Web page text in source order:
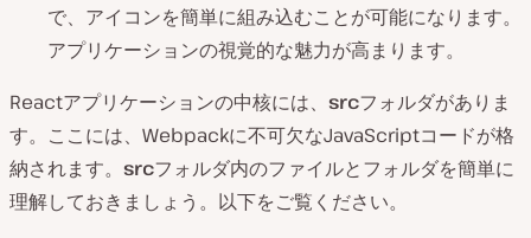
で、アイコンを簡単に組み込むことが可能になります。
アプリケーションの視覚的な魅力が高まります。
Reactアプリケーションの中核には、 srcフォルダがありま
す。ここには、Webpackに不可欠なJavaScriptコードが格
納されます。 srcフォルダ内のファイルとフォルダを簡単に
理解しておきましょう。以下をご覧ください。